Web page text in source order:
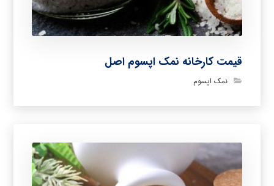
نمک اپسوم